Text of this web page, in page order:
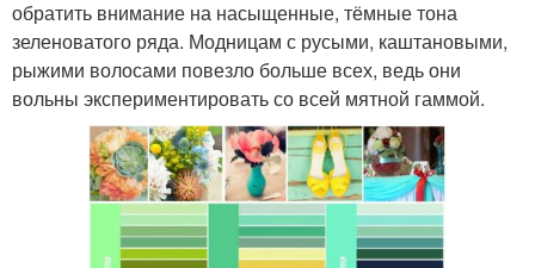
обратить внимание на насыщенные, тёмные тона
зеленоватого ряда. Модницам с русыми, каштановыми,
рыжими волосами повезло больше всех, ведь они
вольны экспериментировать со всей мятной гаммой.